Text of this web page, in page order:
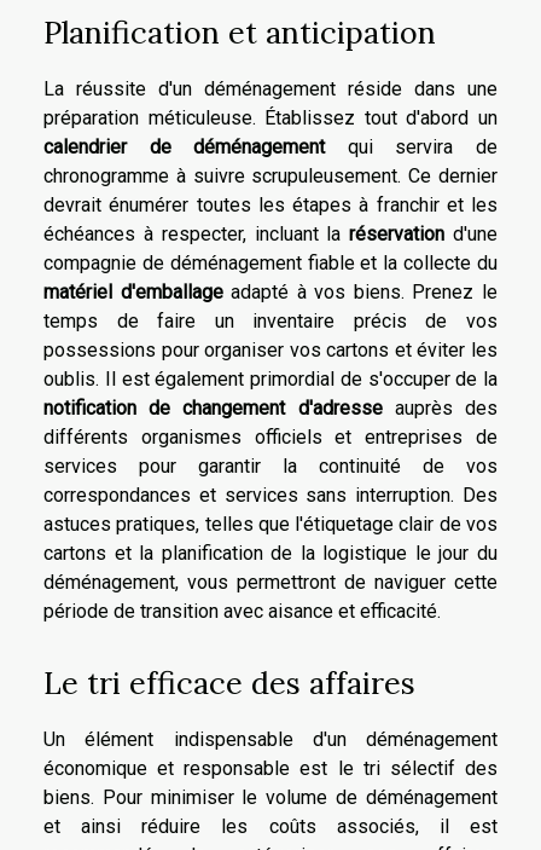
Planification et anticipation
La réussite d'un déménagement réside dans une
préparation méticuleuse. Établissez tout d'abord un
calendrier de déménagementqui servira de
chronogramme à suivre scrupuleusement. Ce dernier
devrait énumérer toutes les étapes à franchir et les
échéances à respecter, incluant laréservation d'une
compagnie de déménagement fiable et la collecte du
matériel d'emballageadapté à vos biens. Prenez le
temps de faire un inventaire précis de vos
possessions pour organiser vos cartons et éviter les
oublis. Il est également primordial de s'occuper de la
notification de changement d'adresseauprès des
différents organismes officiels et entreprises de
services pour garantir la continuité de vos
correspondances et services sans interruption. Des
astuces pratiques, telles que l'étiquetage clair de vos
cartons et la planification de la logistique le jour du
déménagement, vous permettront de naviguer cette
période de transition avec aisance et efficacité.
Le tri efficace des affaires
Un élément indispensable d'un déménagement
économique et responsable est le tri sélectif des
biens. Pour minimiser le volume de déménagement
et ainsi réduire les coûts associés, il est